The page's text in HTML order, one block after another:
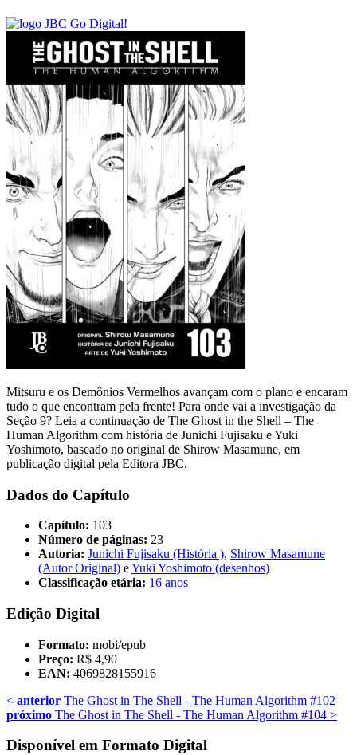
Mitsuru e os Demônios Vermelhos avançam com o plano e encaram
tudo o que encontram pela frente! Para onde vai a investigação da
Seção 9? Leia a continuação de The Ghost in the Shell – The
Human Algorithm com história de Junichi Fujisaku e Yuki
Yoshimoto, baseado no original de Shirow Masamune, em
publicação digital pela Editora JBC.
Dados do Capítulo
Capítulo: 103
Número de páginas: 23
Autoria: Junichi Fujisaku (História ), Shirow Masamune
(Autor Original) eYuki Yoshimoto (desenhos)
Classificação etária: 16 anos
Edição Digital
Formato: mobi/epub
Preço: R$ 4,90
EAN: 4069828155916
< anterior The Ghost in The Shell - The Human Algorithm #102
próximo The Ghost in The Shell - The Human Algorithm #104 >
Disponível em Formato Digital